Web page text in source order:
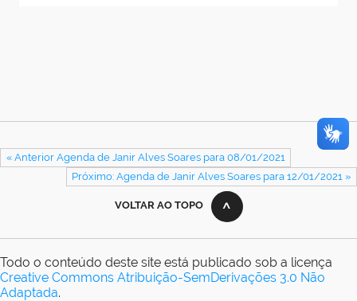
« Anterior Agenda de Janir Alves Soares para 08/01/2021
Próximo: Agenda de Janir Alves Soares para 12/01/2021 »
VOLTAR AO TOPO
Todo o conteúdo deste site está publicado sob a licença
Creative Commons Atribuição-SemDerivações 3.0 Não
Adaptada.